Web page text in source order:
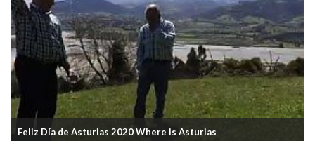
Feliz Día de Asturias 2020 Where is Asturias